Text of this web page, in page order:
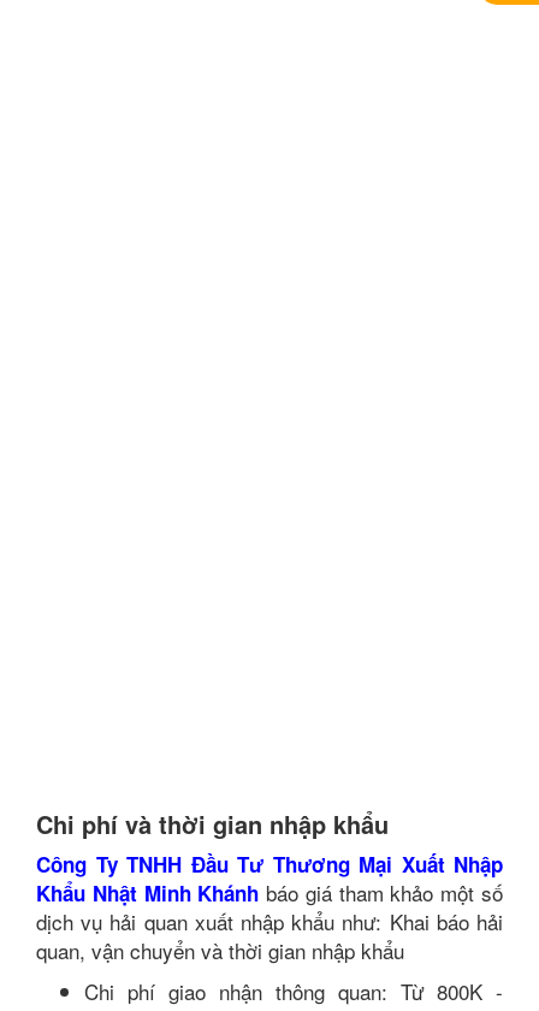
Chi phí và thời gian nhập khẩu
Công Ty TNHH Đầu Tư Thương Mại Xuất Nhập
Khẩu Nhật Minh Khánh báo giá tham khảo một số
dịch vụ hải quan xuất nhập khẩu như: Khai báo hải
quan, vận chuyển và thời gian nhập khẩu
Chi phí giao nhận thông quan: Từ 800K -